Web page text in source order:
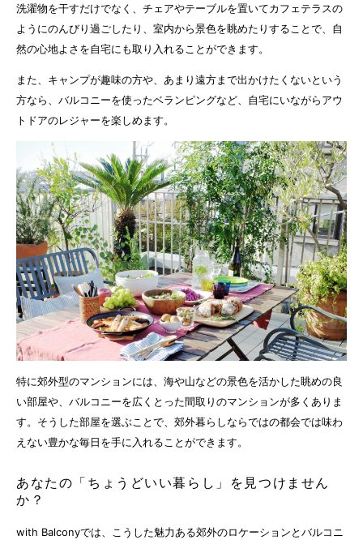
洗濯物を干すだけでなく、チェアやテーブルを置いてカフェテラスの
ようにのんびり過ごしたり、室内から景色を眺めたりすることで、自
然の心地よさを自宅にも取り入れることができます。
また、キャンプが趣味の方や、あまり遠方まで出かけたくないという
方なら、バルコニーを使ったベランピングなど、自宅にいながらアウ
トドアのレジャーを楽しめます。
特に郊外型のマンションには、海や山などの景色を活かした眺めの良
い部屋や、バルコニーを広くとった間取りのマンションが多くありま
す。そうした部屋を選ぶことで、郊外暮らしならではの都会では味わ
えない豊かな毎日を手に入れることができます。
あなたの「ちょうどいい暮らし」を見つけません
か？
with Balconyでは、こうした魅力ある郊外のロケーションとバルコニ